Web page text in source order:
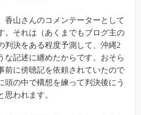
香山さんのコメンテーターとして
。それは（あくまでもブログ主の
判決をある程度予測して、沖縄2
な記述に纏めたからです。おそら
前に傍聴記を依頼されていたので
頭の中で構想を練って判決後にう
思われます。